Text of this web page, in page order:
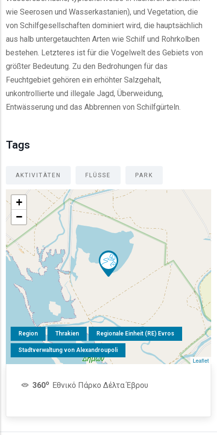
wie Seerosen und Wasserkastanien), und Vegetation, die
von Schilfgesellschaften dominiert wird, die hauptsächlich
aus halb untergetauchten Arten wie Schilf und Rohrkolben
bestehen. Letzteres ist für die Vogelwelt des Gebiets von
größter Bedeutung. Zu den Bedrohungen für das
Feuchtgebiet gehören ein erhöhter Salzgehalt,
unkontrollierte und illegale Jagd, Überweidung,
Entwässerung und das Abbrennen von Schilfgürteln.
Tags
AKTIVITÄTEN FLÜSSE PARK
Region Thrakien Regionale Einheit (RE) Evros
Stadtverwaltung von Alexandroupoli
+
−
Leaflet
360o Εθνικό Πάρκο Δέλτα Έβρου